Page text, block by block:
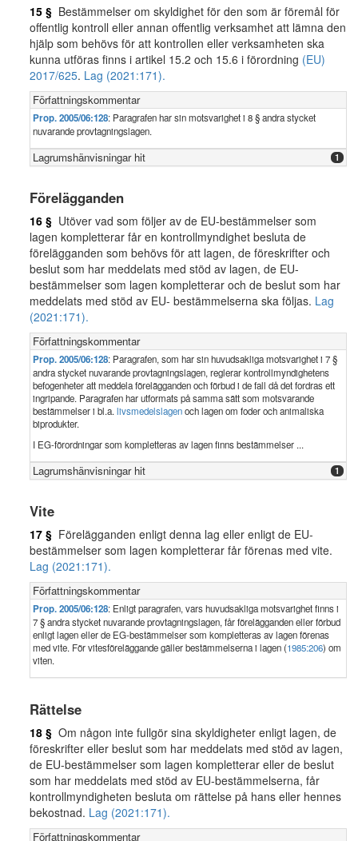
15 § Bestämmelser om skyldighet för den som är föremål för
offentlig kontroll eller annan offentlig verksamhet att lämna den
hjälp som behövs för att kontrollen eller verksamheten ska
kunna utföras finns i artikel 15.2 och 15.6 i förordning (EU)
2017/625. Lag (2021:171).
Författningskommentar
Prop. 2005/06:128: Paragrafen har sin motsvarighet i 8 § andra stycket
nuvarande provtagningslagen.
Lagrumshänvisningar hit 1
Förelägganden
16 § Utöver vad som följer av de EU-bestämmelser som
lagen kompletterar får en kontrollmyndighet besluta de
förelägganden som behövs för att lagen, de föreskrifter och
beslut som har meddelats med stöd av lagen, de EU-
bestämmelser som lagen kompletterar och de beslut som har
meddelats med stöd av EU- bestämmelserna ska följas. Lag
(2021:171).
Författningskommentar
Prop. 2005/06:128: Paragrafen, som har sin huvudsakliga motsvarighet i 7 §
andra stycket nuvarande provtagningslagen, reglerar kontrollmyndighetens
befogenheter att meddela förelägganden och förbud i de fall då det fordras ett
ingripande. Paragrafen har utformats på samma sätt som motsvarande
bestämmelser i bl.a. livsmedelslagenoch lagen om foder och animaliska
biprodukter.
I EG-förordningar som kompletteras av lagen finns bestämmelser ...
Lagrumshänvisningar hit 1
Vite
17 § Förelägganden enligt denna lag eller enligt de EU-
bestämmelser som lagen kompletterar får förenas med vite.
Lag (2021:171).
Författningskommentar
Prop. 2005/06:128: Enligt paragrafen, vars huvudsakliga motsvarighet finns i
7 § andra stycket nuvarande provtagningslagen, får förelägganden eller förbud
enligt lagen eller de EG-bestämmelser som kompletteras av lagen förenas
med vite. För vitesföreläggande gäller bestämmelserna i lagen (1985:206) om
viten.
Rättelse
18 § Om någon inte fullgör sina skyldigheter enligt lagen, de
föreskrifter eller beslut som har meddelats med stöd av lagen,
de EU-bestämmelser som lagen kompletterar eller de beslut
som har meddelats med stöd av EU-bestämmelserna, får
kontrollmyndigheten besluta om rättelse på hans eller hennes
bekostnad. Lag (2021:171).
Författningskommentar